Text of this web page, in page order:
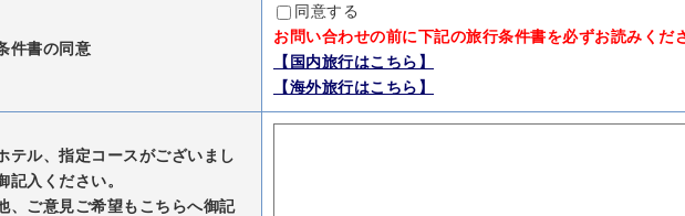
件書の同意
同意する
お問い合わせの前に下記の旅行条件書を必ずお読みくだ
【国内旅行はこちら】
【海外旅行はこちら】
テル、指定コースがございまし
記入ください。
、ご意見ご希望もこちらへ御記